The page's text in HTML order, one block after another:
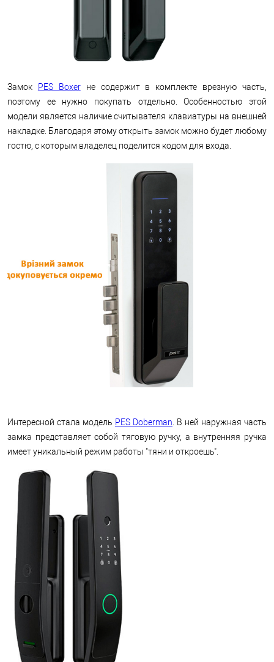
Замок PES Boxerне содержит в комплекте врезную часть,
поэтому ее нужно покупать отдельно. Особенностью этой
модели является наличие считывателя клавиатуры на внешней
накладке. Благодаря этому открыть замок можно будет любому
гостю, с которым владелец поделится кодом для входа.
Интересной стала модель PES Doberman . В ней наружная часть
замка представляет собой тяговую ручку, а внутренняя ручка
имеет уникальный режим работы "тяни и откроешь".